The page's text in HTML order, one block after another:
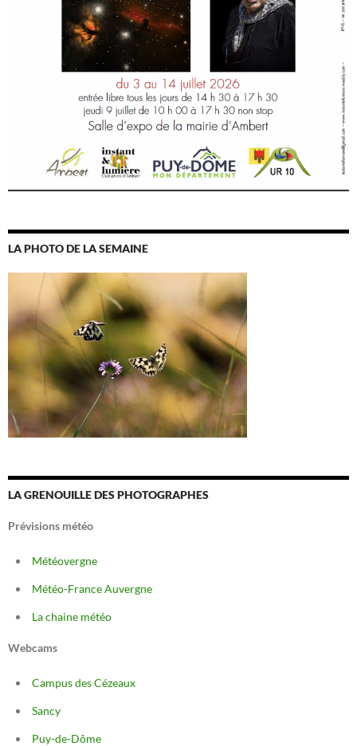
LA PHOTO DE LA SEMAINE
LA GRENOUILLE DES PHOTOGRAPHES
Prévisions météo
Météovergne
Météo-France Auvergne
La chaine météo
Webcams
Campus des Cézeaux
Sancy
Puy-de-Dôme